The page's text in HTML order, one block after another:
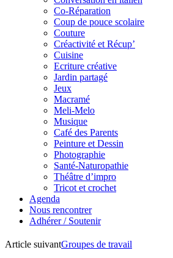
Co-Réparation
Coup de pouce scolaire
Couture
Créactivité et Récup’
Cuisine
Ecriture créative
Jardin partagé
Jeux
Macramé
Meli-Melo
Musique
Café des Parents
Peinture et Dessin
Photographie
Santé-Naturopathie
Théâtre d’impro
Tricot et crochet
Agenda
Nous rencontrer
Adhérer / Soutenir
Article suivantGroupes de travail